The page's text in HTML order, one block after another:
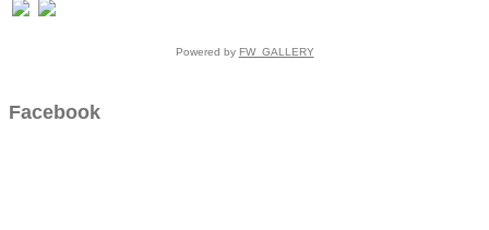
Powered by FW_GALLERY
Facebook